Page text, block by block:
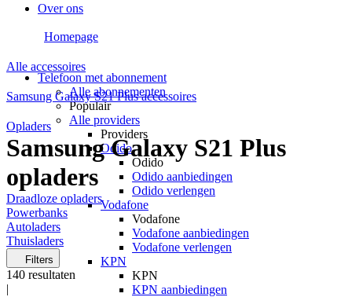
Over ons
Telefoon met abonnement
Alle abonnementen
Populair
Alle providers
Providers
Odido
Odido
Odido aanbiedingen
Odido verlengen
Vodafone
Vodafone
Vodafone aanbiedingen
Vodafone verlengen
KPN
KPN
KPN aanbiedingen
Homepage
Alle accessoires
Samsung Galaxy S21 Plus accessoires
Opladers
Samsung Galaxy S21 Plus
opladers
Draadloze opladers
Powerbanks
Autoladers
Thuisladers
Filters
140 resultaten
|